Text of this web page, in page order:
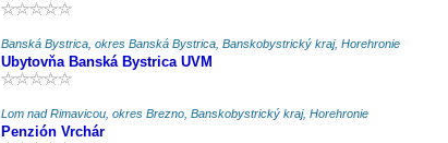
Banská Bystrica, okres Banská Bystrica, Banskobystrický kraj, Horehronie
Ubytovňa Banská Bystrica UVM
Lom nad Rimavicou, okres Brezno, Banskobystrický kraj, Horehronie
Penzión Vrchár